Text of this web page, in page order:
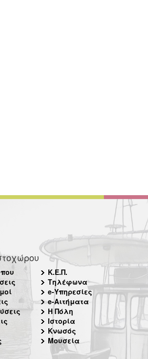
Κ.Ε.Π.
Τηλέφωνα
e-Υπηρεσίες
e-Αιτήματα
Η Πόλη
Ιστορία
Κνωσός
Μουσεία